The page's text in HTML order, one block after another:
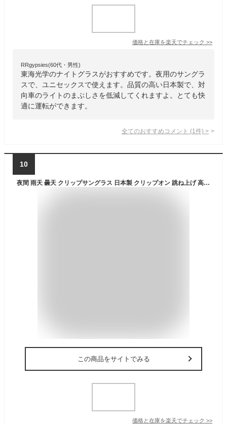
価格と在庫を楽天でチェック >>
RRgypsies(60代・男性)
東海光学のナイトグラスがおすすめです。夜用のサングラ
スで、ユニセックスで使えます。品質の高い日本製で、対
向車のライトのまぶしさを低減してくれますよ。とても快
適に運転ができます。
全てのおすすめコメント (1 件) >
10
夜間 雨天 曇天 クリップサングラス 日本製 クリップオン 跳ね上げ 高性能 イエロー 99%以上 UVカット 高性能 黄色レンズ 対向車ライト眩しさ軽減 メガネにつける コントラストアップ ナイトドライブ 運転 前掛け Mサイズ ハードコート ケース付 母の日 父の日 敬老の日
この商品をサイトでみる
価格と在庫を楽天でチェック >>